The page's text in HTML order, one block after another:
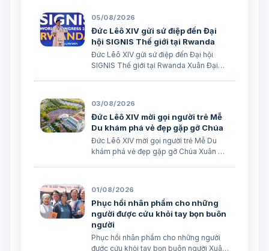
05/08/2026
Đức Lêô XIV gửi sứ điệp đến Đại
hội SIGNIS Thế giới tại Rwanda
Đức Lêô XIV gửi sứ điệp đến Đại hội
SIGNIS Thế giới tại Rwanda Xuân Đại
Cha Lêô XIV kêu gọi những người làm
truyền thông C…
03/08/2026
Đức Lêô XIV mời gọi người trẻ Mễ
Du khám phá vẻ đẹp gặp gỡ Chúa
Đức Lêô XIV mời gọi người trẻ Mễ Du
khám phá vẻ đẹp gặp gỡ Chúa Xuân Đại
do Đức Hồng y Quốc vụ khanh Tòa
Thánh …
01/08/2026
Phục hồi nhân phẩm cho những
người được cứu khỏi tay bọn buôn
người
Phục hồi nhân phẩm cho những người
được cứu khỏi tay bọn buôn người Xuân